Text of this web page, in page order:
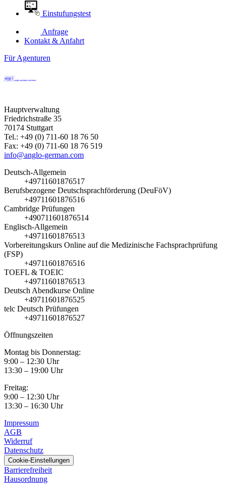
Einstufungstest
Anfrage
Kontakt & Anfahrt
Für Agenturen
Hauptverwaltung
Friedrichstraße 35
70174 Stuttgart
Tel.: +49 (0) 711-60 18 76 50
Fax: +49 (0) 711-60 18 76 519
info@anglo-german.com
Deutsch-Allgemein
+49711601876517
Berufsbezogene Deutschsprachförderung (DeuFöV)
+49711601876516
Cambridge Prüfungen
+490711601876514
Englisch-Allgemein
+49711601876513
Vorbereitungskurs Online auf die Medizinische Fachsprachprüfung
(FSP)
+49711601876516
TOEFL & TOEIC
+49711601876513
Deutsch Abendkurse Online
+49711601876525
telc Deutsch Prüfungen
+49711601876527
Öffnungszeiten
Montag bis Donnerstag:
9:00 – 12:30 Uhr
13:30 – 19:00 Uhr
Freitag:
9:00 – 12:30 Uhr
13:30 – 16:30 Uhr
Impressum
AGB
Widerruf
Datenschutz
Cookie-Einstellungen
Barrierefreiheit
Hausordnung